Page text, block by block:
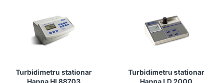
Turbidimetru stationar
Hanna HI 88703
Turbidimetru stationar
Hanna LD 2000